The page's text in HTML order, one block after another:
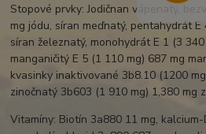
Stopové prvky: Jodičnan vápenatý,
mg jódu, síran meďnatý, pentahydrát E
síran železnatý, monohydrát E 1 (3
manganičitý E 5 (1 110 mg) 687 mg
kvasinky inaktivované 3b8.10 (1200
zinočnatý 3b603 (1 910 mg) 1,380 mg
Vitamíny: Biotín 3a880 11 mg,